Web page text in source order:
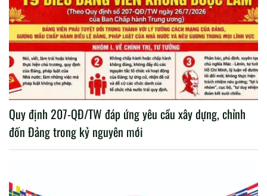
Quy định 207-QĐ/TW đáp ứng yêu cầu xây dựng, chỉnh
đốn Đảng trong kỷ nguyên mới